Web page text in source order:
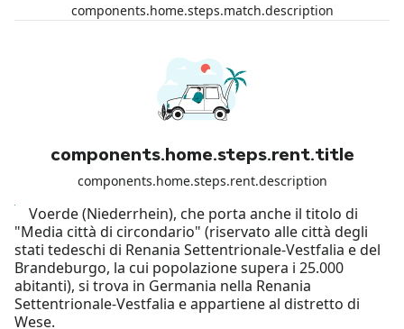
components.home.steps.match.description
components.home.steps.rent.title
components.home.steps.rent.description
Voerde (Niederrhein), che porta anche il titolo di
"Media città di circondario" (riservato alle città degli
stati tedeschi di Renania Settentrionale-Vestfalia e del
Brandeburgo, la cui popolazione supera i 25.000
abitanti), si trova in Germania nella Renania
Settentrionale-Vestfalia e appartiene al distretto di
Wese.